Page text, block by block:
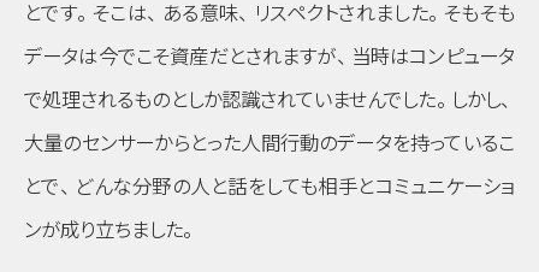
とです。 そこは、 ある意味、 リスペクトされました。 そもそも
データは今でこそ資産だとされますが、 当時はコンピュータ
で処理されるものとしか認識されていませんでした。 しかし、
大量のセンサーからとった人間行動のデータを持っているこ
とで、
どんな分野の人と話をしても相手とコミュニケーショ
ンが成り立ちました。